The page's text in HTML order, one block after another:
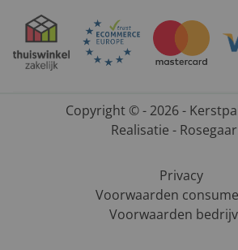
Copyright © - 2026 -
Realisatie -
Privacy
Voorwaarden
Voorwaarden